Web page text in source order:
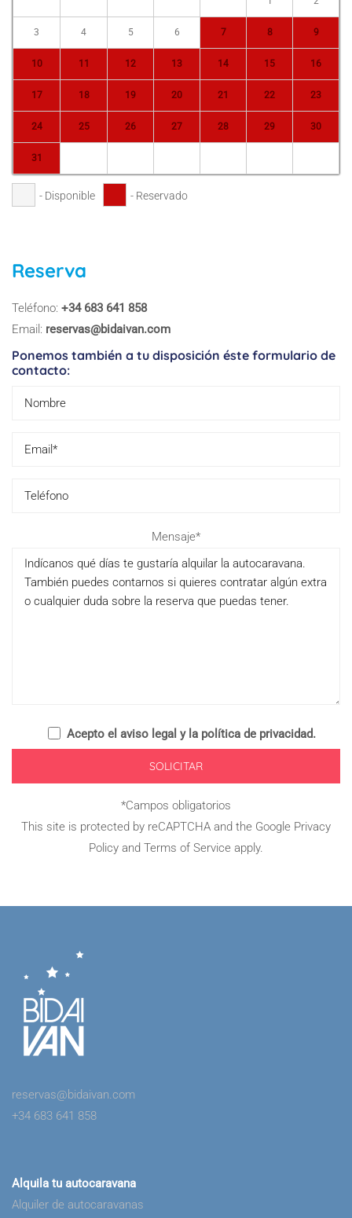
3 4 5 6 7 8 9
10 11 12 13 14 15 16
17 18 19 20 21 22 23
24 25 26 27 28 29 30
31
- Disponible - Reservado
Reserva
Teléfono: +34 683 641 858
Email: reservas@bidaivan.com
Ponemos también a tu disposición éste formulario de
contacto:
leave
this
field
Mensaje*
Acepto el aviso legal y la política de privacidad.
*Campos obligatorios
This site is protected by reCAPTCHA and the Google Privacy
Policy and Terms of Service apply.
reservas@bidaivan.com
+34 683 641 858
Alquila tu autocaravana
Alquiler de autocaravanas